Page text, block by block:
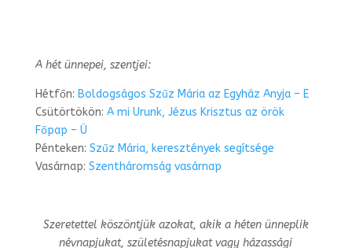
A hét ünnepei, szentjei:
Hétfőn: Boldogságos Szűz Mária az Egyház Anyja – E
Csütörtökön: A mi Urunk, Jézus Krisztus az örök
Főpap – Ü
Pénteken: Szűz Mária, keresztények segítsége
Vasárnap: Szentháromság vasárnap
Szeretettel köszöntjük azokat, akik a héten ünneplik
névnapjukat, születésnapjukat vagyházassági